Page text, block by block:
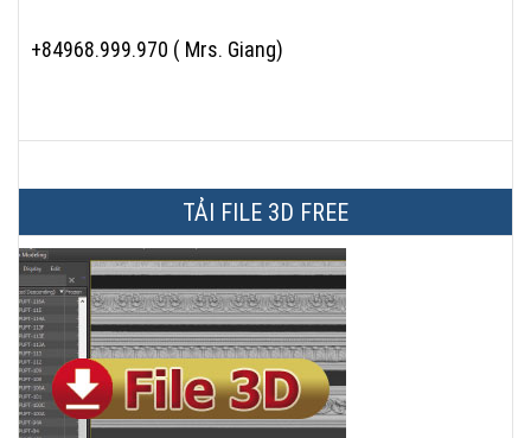
+84968.999.970 ( Mrs. Giang)
TẢI FILE 3D FREE